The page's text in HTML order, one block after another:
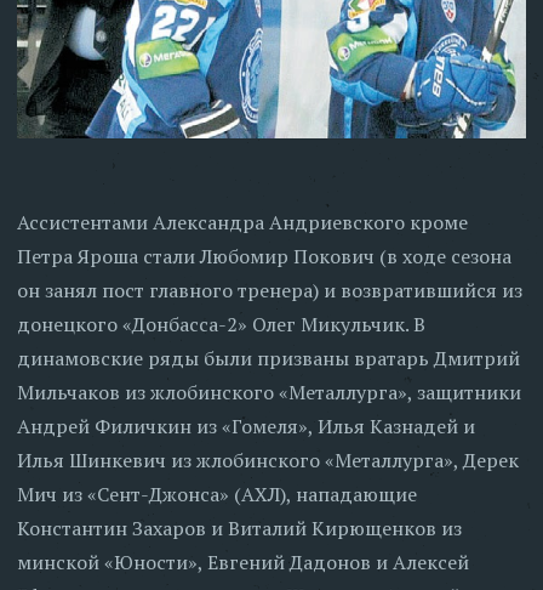
Ассистентами Александра Андриевского кроме
Петра Яроша стали Любомир Покович (в ходе сезона
он занял пост главного тренера) и возвратившийся из
донецкого «Донбасса-2» Олег Микульчик. В
динамовские ряды были призваны вратарь Дмитрий
Мильчаков из жлобинского «Металлурга», защитники
Андрей Филичкин из «Гомеля», Илья Казнадей и
Илья Шинкевич из жлобинского «Металлурга», Дерек
Мич из «Сент-Джонса» (АХЛ), нападающие
Константин Захаров и Виталий Кирющенков из
минской «Юности», Евгений Дадонов и Алексей